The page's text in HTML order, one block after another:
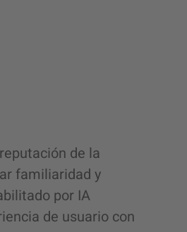
de la
familiaridad y
por IA
de usuario con